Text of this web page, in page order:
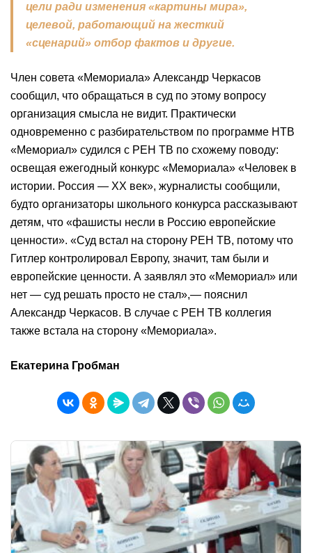
цели ради изменения «картины мира»,
целевой, работающий на жесткий
«сценарий» отбор фактов и другие.
Член совета «Мемориала» Александр Черкасов
сообщил, что обращаться в суд по этому вопросу
организация смысла не видит. Практически
одновременно с разбирательством по программе НТВ
«Мемориал» судился с РЕН ТВ по схожему поводу:
освещая ежегодный конкурс «Мемориала» «Человек в
истории. Россия — XX век», журналисты сообщили,
будто организаторы школьного конкурса рассказывают
детям, что «фашисты несли в Россию европейские
ценности». «Суд встал на сторону РЕН ТВ, потому что
Гитлер контролировал Европу, значит, там были и
европейские ценности. А заявлял это «Мемориал» или
нет — суд решать просто не стал»,— пояснил
Александр Черкасов. В случае с РЕН ТВ коллегия
также встала на сторону «Мемориала».
Екатерина Гробман